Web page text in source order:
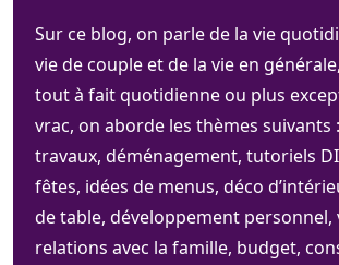
Sur ce blog, on parle de la vie
vie de couple et de la vie en
tout à fait quotidienne ou plus
vrac, on aborde les thèmes suivants
travaux, déménagement, tutoriels
fêtes, idées de menus, déco
de table, développement personnel,
relations avec la famille, budget,